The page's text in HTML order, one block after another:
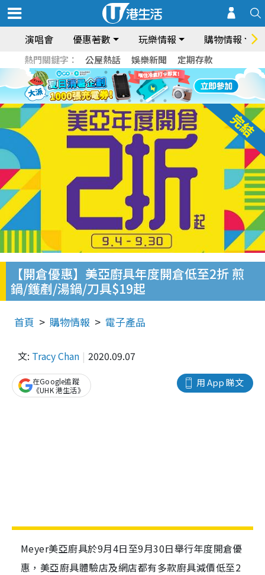
演唱會 優惠著數 玩樂情報 購物情報
熱門關鍵字： 公屋熱話 娛樂新聞 定期存款
【開倉優惠】美亞廚具年度開倉低至2折 煎
鍋/鑊剷/湯鍋/刀具$19起
首頁 購物情報 電子產品
文: Tracy Chan 2020.09.07
用 App 睇文
在Google追蹤
《UHK 港生活》
Meyer美亞廚具於9月4日至9月30日舉行年度開倉優
惠，美亞廚具體驗店及網店都有多款廚具減價低至2